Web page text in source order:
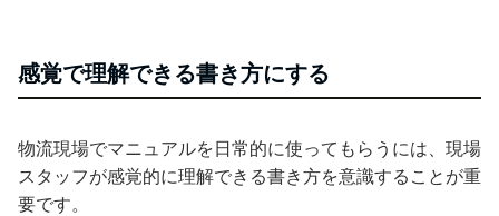
感覚で理解できる書き方にする
物流現場でマニュアルを日常的に使ってもらうには、現場
スタッフが感覚的に理解できる書き方を意識することが重
要です。